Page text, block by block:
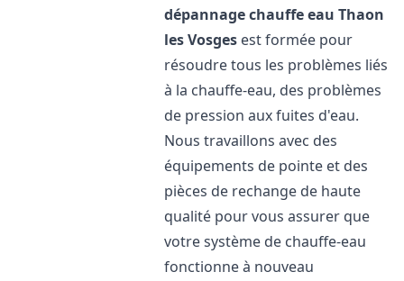
dépannage chauffe eau Thaon
les Vosges est formée pour
résoudre tous les problèmes liés
à la chauffe-eau, des problèmes
de pression aux fuites d'eau.
Nous travaillons avec des
équipements de pointe et des
pièces de rechange de haute
qualité pour vous assurer que
votre système de chauffe-eau
fonctionne à nouveau